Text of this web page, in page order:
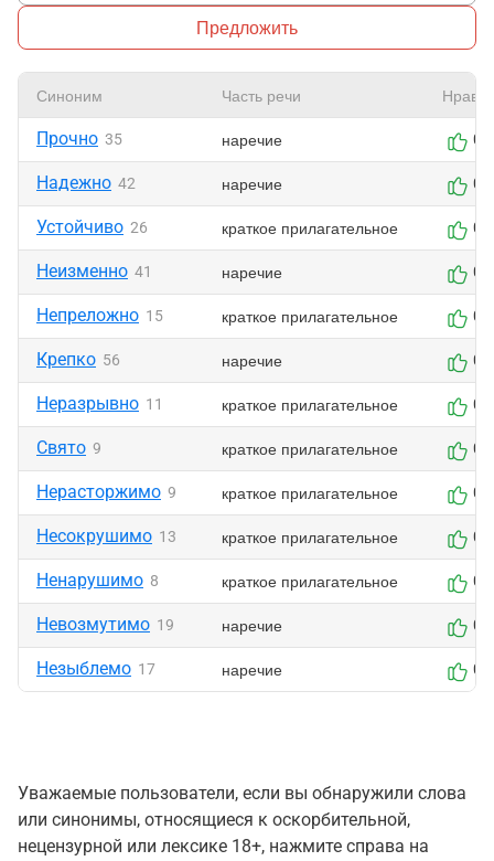
Предложить
Синоним Часть речи
Прочно 35 наречие 0
Надежно 42 наречие 0
Устойчиво 26 краткое прилагательное 0
Неизменно 41 наречие 0
Непреложно 15 краткое прилагательное 0
Крепко 56 наречие 0
Неразрывно 11 краткое прилагательное 0
Свято 9 краткое прилагательное 0
Нерасторжимо 9 краткое прилагательное 0
Несокрушимо 13 краткое прилагательное 0
Ненарушимо 8 краткое прилагательное 0
Невозмутимо 19 наречие 0
Незыблемо 17 наречие 0
Уважаемые пользователи, если вы обнаружили слова
или синонимы, относящиеся к оскорбительной,
нецензурной или лексике 18+, нажмите справа на